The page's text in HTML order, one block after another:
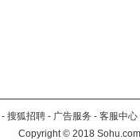
- 搜狐招聘 - 广告服务 - 客服中心
Copyright©2018